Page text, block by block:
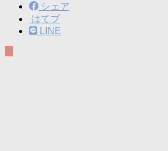
シェア
はてブ
LINE